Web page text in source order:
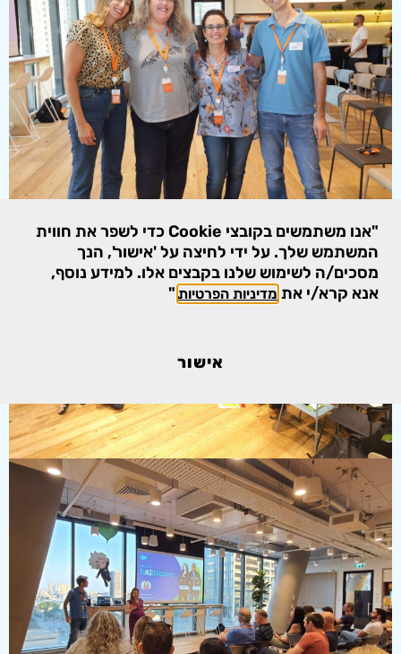
"אנו משתמשים בקובצי Cookie כדי לשפר את חווית
המשתמש שלך. על ידי לחיצה על 'אישור', הנך
מסכים/ה לשימוש שלנו בקבצים אלו. למידע נוסף,
אנא קרא/י את מדיניות הפרטיות ."
אישור